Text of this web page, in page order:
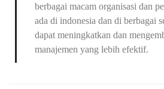
berbagai macam organisasi dan
ada di indonesia dan di berbagai
dapat meningkatkan dan
manajemen yang lebih efektif.